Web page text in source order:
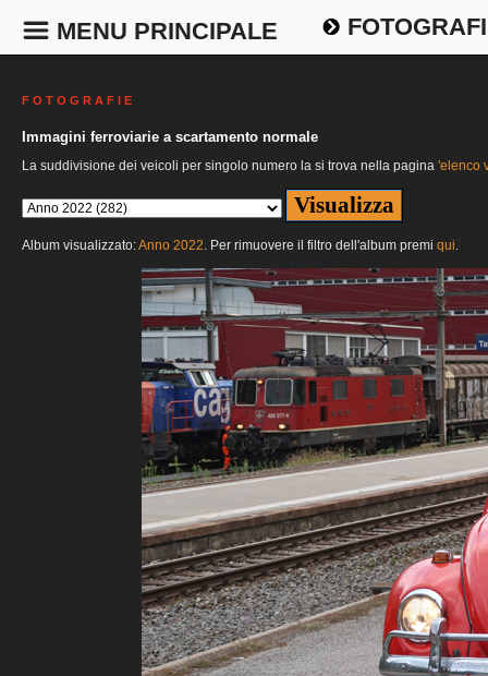
MENU PRINCIPALE
F O T O G R A F I E
Immagini ferroviarie a scartamento normale
La suddivisione dei veicoli per singolo numero la si trova nella pagina 'elenco
Album visualizzato:Anno 2022. Per rimuovere il filtro dell'album premi qui.